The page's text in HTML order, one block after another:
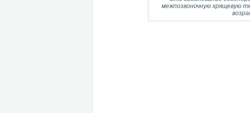
межпозвоночную хрящевую